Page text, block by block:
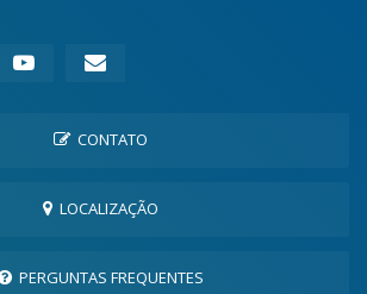
CONTATO
LOCALIZAÇÃO
PERGUNTAS FREQUENTES